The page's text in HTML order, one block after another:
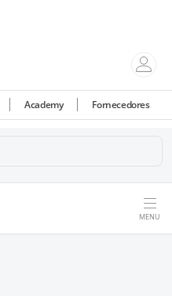
Academy Fornecedores
MENU